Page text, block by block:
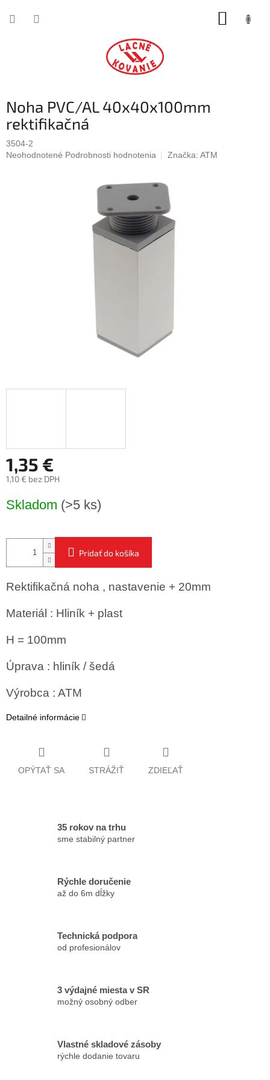
Noha PVC/AL 40x40x100mm
rektifikačná
3504-2
Priemerné
Neohodnotené Podrobnosti hodnotenia Značka: ATM
1,35 €
1,10 € bez DPH
cena:
Skladom (>5 ks)
Pridať do košíka
Rektifikačná noha , nastavenie + 20mm
Materiál : Hliník + plast
H = 100mm
Úprava : hliník / šedá
Výrobca : ATM
Detailné informácie
OPÝTAŤ SA STRÁŽIŤ ZDIEĽAŤ
35 rokov na trhu
sme stabilný partner
Rýchle doručenie
až do 6m dĺžky
Technická podpora
od profesionálov
3 výdajné miesta v SR
možný osobný odber
Vlastné skladové zásoby
rýchle dodanie tovaru